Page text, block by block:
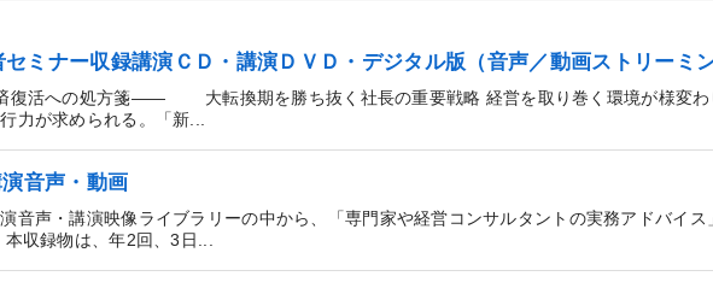
ミナー収録講演ＣＤ・講演ＤＶＤ・デジタル版（音声／動画ストリーミ
復活への処方箋―― 大転換期を勝ち抜く社長の重要戦略 経営を取り巻く環境が様変わ
力が求められる。「新...
音声・動画
音声・講演映像ライブラリーの中から、「専門家や経営コンサルタントの実務アドバイ
収録物は、年2回、3日...